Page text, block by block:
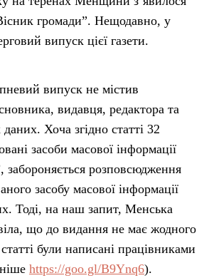
громади”. Нещодавно, у
випуск цієї газети.
випуск не містив
видавця, редактора та
Хоча згідно статті 32
засоби масової інформації
забороняється розповсюдження
засобу масової інформації
Тоді, на наш запит, Менська
що до видання не має жодного
були написані працівниками
https://goo.gl/B9Ynq6).